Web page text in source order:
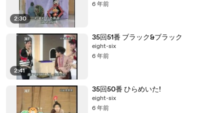
2:30
6 年前
2:41
35回51番 ブラック&ブラック
eight-six
6 年前
35回50番 ひらめいた!
eight-six
6 年前